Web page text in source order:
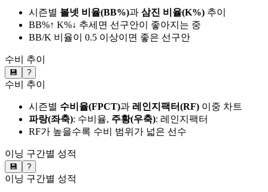
시즌별 볼넷 비율(BB%)과 삼진 비율(K%) 추이
BB%↑ K%↓ 추세면 선구안이 좋아지는 중
BB/K 비율이 0.5 이상이면 좋은 선구안
수비 추이
💾 ?
수비 추이
시즌별 수비율(FPCT)과 레인지팩터(RF) 이중 차트
파랑(좌축): 수비율, 주황(우축): 레인지팩터
RF가 높을수록 수비 범위가 넓은 선수
이닝 구간별 성적
💾 ?
이닝 구간별 성적